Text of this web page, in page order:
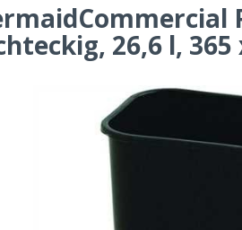
26,6 l, 365